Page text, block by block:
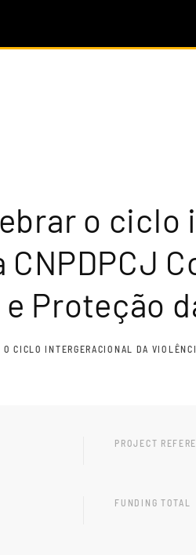
o
Proteção
CICLO INTERGERACIONAL DA
PROJECT
FUNDING TOTAL